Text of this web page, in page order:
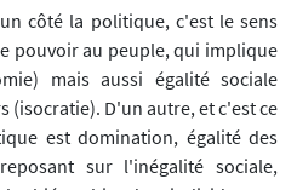
côté la politique, c'est le sens
pouvoir au peuple, qui implique
mais aussi égalité sociale
(isocratie). D'un autre, et c'est ce
est domination, égalité des
sur l'inégalité sociale,